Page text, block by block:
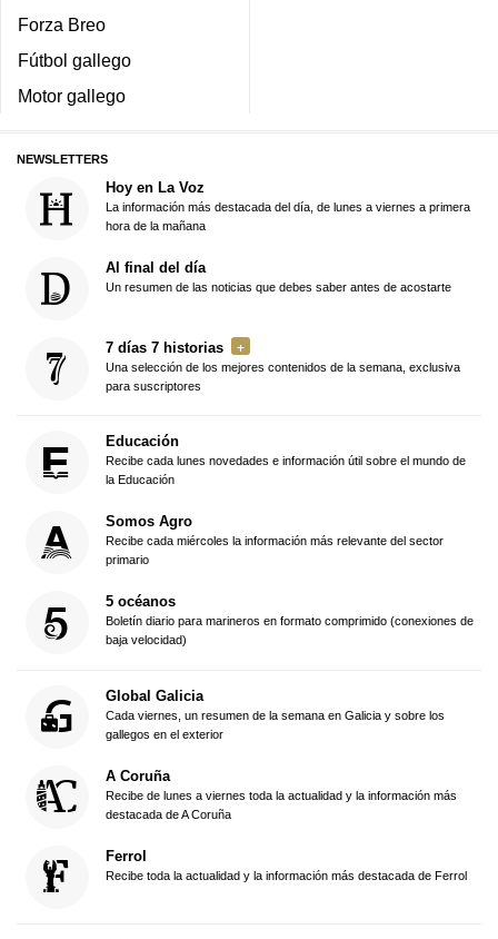
Forza Breo
Fútbol gallego
Motor gallego
NEWSLETTERS
Hoy en La Voz
La información más destacada del día, de lunes a viernes a primera
hora de la mañana
Al final del día
Un resumen de las noticias que debes saber antes de acostarte
7 días 7 historias
Una selección de los mejores contenidos de la semana, exclusiva
para suscriptores
Educación
Recibe cada lunes novedades e información útil sobre el mundo de
la Educación
Somos Agro
Recibe cada miércoles la información más relevante del sector
primario
5 océanos
Boletín diario para marineros en formato comprimido (conexiones de
baja velocidad)
Global Galicia
Cada viernes, un resumen de la semana en Galicia y sobre los
gallegos en el exterior
A Coruña
Recibe de lunes a viernes toda la actualidad y la información más
destacada de A Coruña
Ferrol
Recibe toda la actualidad y la información más destacada de Ferrol